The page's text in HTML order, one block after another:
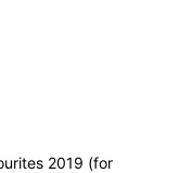
2019 (for